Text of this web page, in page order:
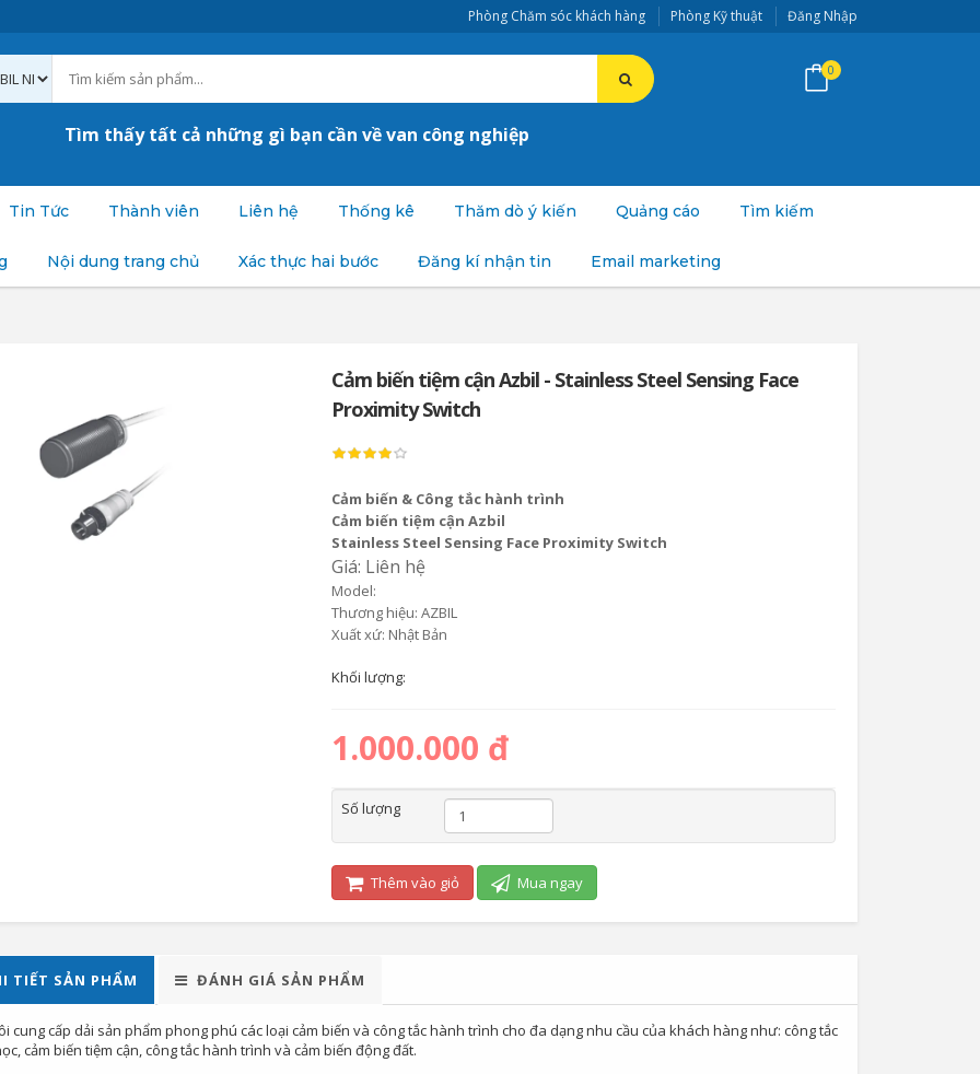
Phòng Chăm sóc khách hàng Phòng Kỹ thuật Đăng Nhập
Tìm thấy tất cả những gì bạn cần về van công nghiệp
0
Tin Tức Thành viên Liên hệ Thống kê Thăm dò ý kiến Quảng cáo Tìm kiếm
Nội dung trang chủ Xác thực hai bước Đăng kí nhận tin Email marketing
Cảm biến tiệm cận Azbil - Stainless Steel Sensing Face
Proximity Switch
Cảm biến & Công tắc hành trình
Cảm biến tiệm cận Azbil
Stainless Steel Sensing Face Proximity Switch
Giá: Liên hệ
Model:
Thương hiệu: AZBIL
Xuất xứ: Nhật Bản
Khối lượng:
1.000.000 đ
Số lượng
Thêm vào giỏ Mua ngay
TIẾT SẢN PHẨM ĐÁNH GIÁ SẢN PHẨM
cung cấp dải sản phẩm phong phú các loại cảm biến và công tắc hành trình cho đa dạng nhu cầu của khách hàng như: công tắc
cảm biến tiệm cận, công tắc hành trình và cảm biến động đất.